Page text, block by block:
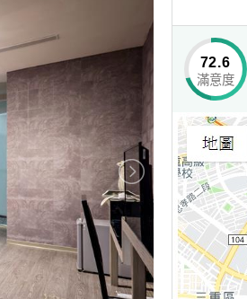
72.6
滿意度